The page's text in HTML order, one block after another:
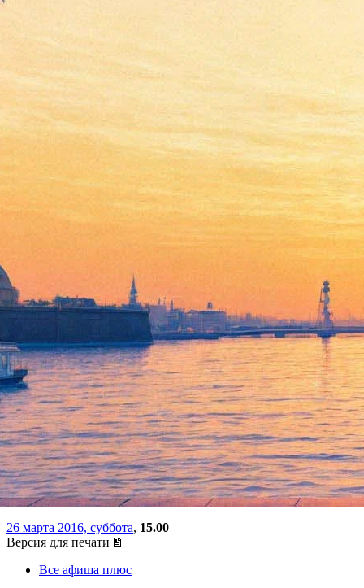
Прохорова, Сванидзе,
Сокуров и Серебренников
обсудят в Петербурге
тоталитаризм и XX съезд
26 марта 2016, суббота, 15.00
Версия для печати
Все афиша плюс